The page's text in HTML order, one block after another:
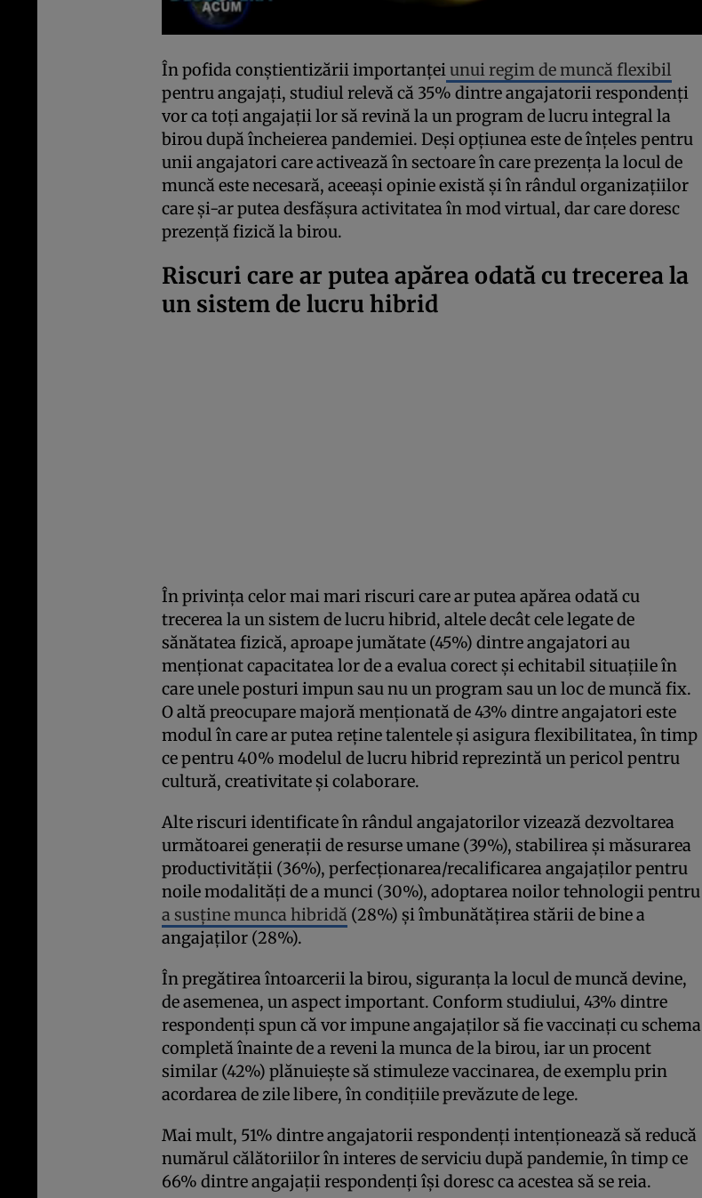
În pofida conștientizării importanțeiunui regim de muncă flexibil
pentru angajați, studiul relevă că 35% dintre angajatorii respondenți
vor ca toți angajații lor să revină la un program de lucru integral la
birou după încheierea pandemiei. Deși opțiunea este de înțeles pentru
unii angajatori care activează în sectoare în care prezența la locul de
muncă este necesară, aceeași opinie există și în rândul organizațiilor
care și-ar putea desfășura activitatea în mod virtual, dar care doresc
prezență fizică la birou.
Riscuri care ar putea apărea odată cu trecerea la
un sistem de lucru hibrid
În privința celor mai mari riscuri care ar putea apărea odată cu
trecerea la un sistem de lucru hibrid, altele decât cele legate de
sănătatea fizică, aproape jumătate (45%) dintre angajatori au
menționat capacitatea lor de a evalua corect și echitabil situațiile în
care unele posturi impun sau nu un program sau un loc de muncă fix.
O altă preocupare majoră menționată de 43% dintre angajatori este
modul în care ar putea reține talentele și asigura flexibilitatea, în timp
ce pentru 40% modelul de lucru hibrid reprezintă un pericol pentru
cultură, creativitate și colaborare.
Alte riscuri identificate în rândul angajatorilor vizează dezvoltarea
următoarei generații de resurse umane (39%), stabilirea și măsurarea
productivității (36%), perfecționarea/recalificarea angajaților pentru
noile modalități de a munci (30%), adoptarea noilor tehnologii pentru
a susține munca hibridă (28%) și îmbunătățirea stării de bine a
angajaților (28%).
În pregătirea întoarcerii la birou, siguranța la locul de muncă devine,
de asemenea, un aspect important. Conform studiului, 43% dintre
respondenți spun că vor impune angajaților să fie vaccinați cu schema
completă înainte de a reveni la munca de la birou, iar un procent
similar (42%) plănuiește să stimuleze vaccinarea, de exemplu prin
acordarea de zile libere, în condițiile prevăzute de lege.
Mai mult, 51% dintre angajatorii respondenți intenționează să reducă
numărul călătoriilor în interes de serviciu după pandemie, în timp ce
66% dintre angajații respondenți își doresc ca acestea să se reia.